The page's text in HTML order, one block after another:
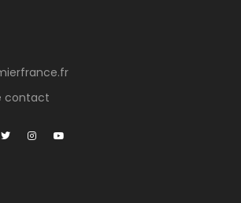
contact